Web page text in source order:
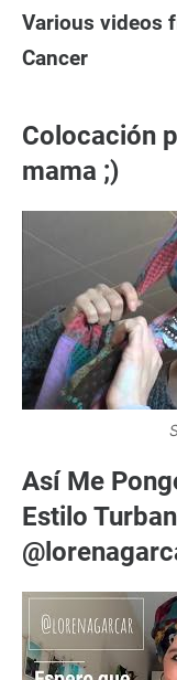
Various videos
Cancer
Colocación
mama ;)
Así Me
Estilo